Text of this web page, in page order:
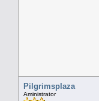
Pilgrimsplaza
Aministrator